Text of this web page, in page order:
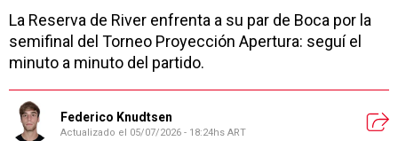
La Reserva de River enfrenta a su par de Boca por la
semifinal del Torneo Proyección Apertura: seguí el
minuto a minuto del partido.
Federico Knudtsen
Actualizado el 05/07/2026 - 18:24hs ART